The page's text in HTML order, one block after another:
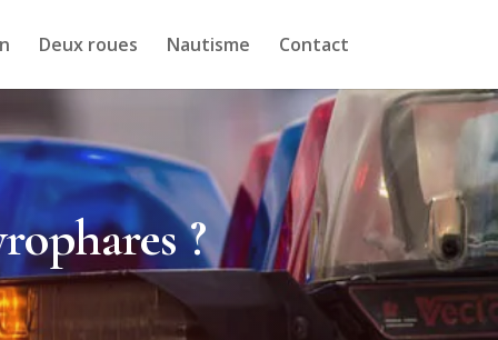
Deux roues Nautisme Contact
?